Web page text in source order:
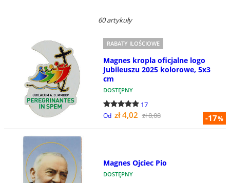
60 artykuły
-17%
RABATY ILOŚCIOWE
Magnes kropla oficjalne logo
Jubileuszu 2025 kolorowe, 5x3
cm
DOSTĘPNY
17
Od zł 4,02 zł 8,08
Magnes Ojciec Pio
DOSTĘPNY